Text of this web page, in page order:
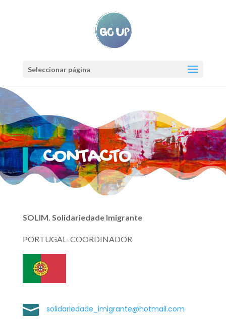
Seleccionar página
CONTACTO
SOLIM. Solidariedade Imigrante
PORTUGAL- COORDINADOR
 solidariedade_imigrante@hotmail.com